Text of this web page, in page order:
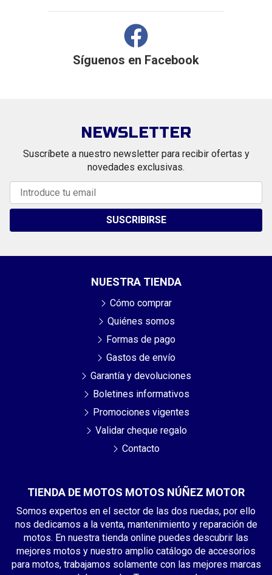
Síguenos en Facebook
NEWSLETTER
Suscríbete a nuestro newsletter para recibir ofertas y
novedades exclusivas.
SUSCRIBIRSE
TIENDA DE MOTOS MOTOS NÚÑEZ MOTOR
Somos expertos en el sector de las dos ruedas, por ello
nos dedicamos a la venta, mantenimiento y reparación de
motos. En nuestra tienda online puedes descubrir las
mejores motos y nuestro amplio catálogo de accesorios
para motos, trabajamos solamente con las mejores marcas
NUESTRA TIENDA
Cómo comprar
Quiénes somos
Formas de pago
Gastos de envío
Garantía y devoluciones
Boletines informativos
Promociones vigentes
Validar cheque regalo
Contacto